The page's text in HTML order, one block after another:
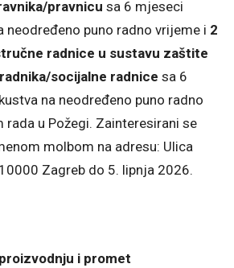
pravnicu sa 6 mjeseci
neodređeno puno radno vrijeme i 2
radnice u sustavu zaštite
socijalne radnice sa 6
na neodređeno puno radno
u Požegi. Zainteresirani se
molbom na adresu: Ulica
Zagreb do 5. lipnja 2026.
i promet